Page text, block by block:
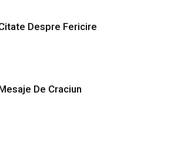
Despre Fericire
De Craciun